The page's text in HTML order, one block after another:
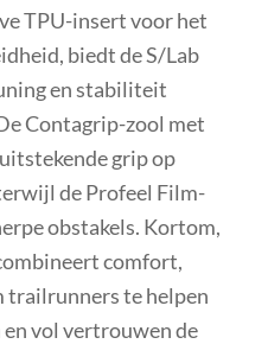
TPU-insert voor het
biedt de S/Lab
en stabiliteit
Contagrip-zool met
grip op
de Profeel Film-
obstakels. Kortom,
comfort,
trailrunners te helpen
en vol vertrouwen de